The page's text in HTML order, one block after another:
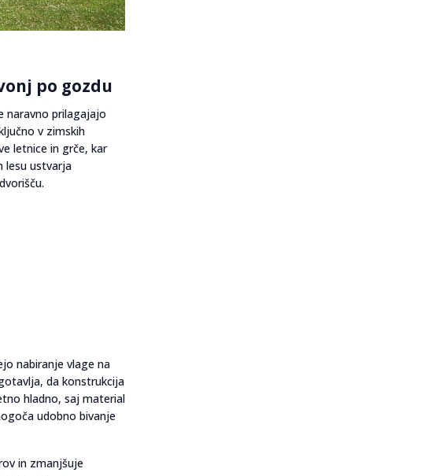
po gozdu
naravno prilagajajo
v zimskih
letnice in grče, kar
lesu ustvarja
nabiranje vlage na
da konstrukcija
hladno, saj material
udobno bivanje
in zmanjšuje